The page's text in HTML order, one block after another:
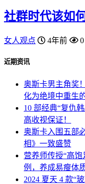
社群时代该如
女人观点 4年前 0
近期资讯
奥斯卡男主角奖
化为绝境中重生
10 部经典“复仇
高收视保证！
奥斯卡入围五部
相》一致盛赞
营养师传授“高
例，养成易瘦体
2024 夏天 4 款“